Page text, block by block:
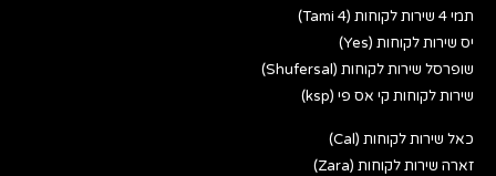
תמי 4 שירות לקוחות (Tami 4)
יס שירות לקוחות (Yes)
שופרסל שירות לקוחות (Shufersal)
שירות לקוחות קי אס פי (ksp)
כאל שירות לקוחות (Cal)
זארה שירות לקוחות (Zara)